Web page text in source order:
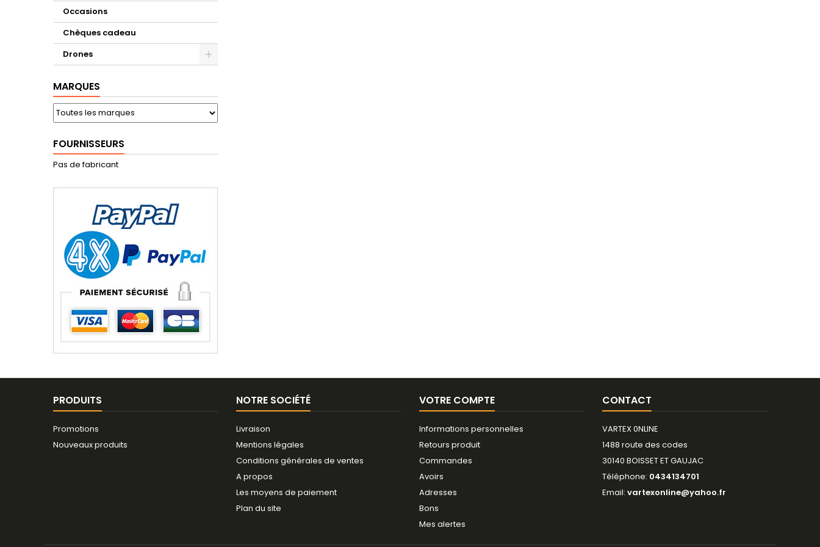
Occasions
Chèques cadeau
Drones
MARQUES
FOURNISSEURS
Pas de fabricant
PRODUITS
Promotions
Nouveaux produits
NOTRE SOCIÉTÉ
Livraison
Mentions légales
Conditions générales de ventes
A propos
Les moyens de paiement
Plan du site
VOTRE COMPTE
Informations personnelles
Retours produit
Commandes
Avoirs
Adresses
Bons
Mes alertes
CONTACT
VARTEX 0NLINE
1488 route des codes
30140 BOISSET ET GAUJAC
Téléphone: 0434134701
Email: vartexonline@yahoo.fr